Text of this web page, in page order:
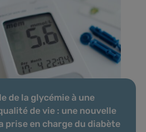
de la glycémie à une
de vie : une nouvelle
prise en charge du diabète